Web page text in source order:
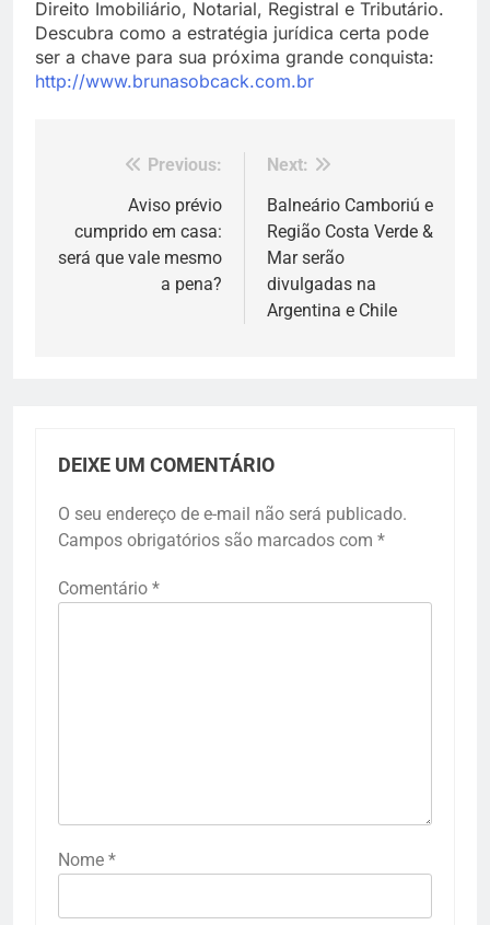
Direito Imobiliário, Notarial, Registral e Tributário.
Descubra como a estratégia jurídica certa pode
ser a chave para sua próxima grande conquista:
http://www.brunasobcack.com.br
Navegação
Post
Previous:
Aviso prévio
cumprido em casa:
será que vale mesmo
a pena?
Next:
Balneário Camboriú e
Região Costa Verde &
Mar serão
divulgadas na
Argentina e Chile
DEIXE UM COMENTÁRIO
O seu endereço de e-mail não será publicado.
Campos obrigatórios são marcados com *
Comentário *
Nome *